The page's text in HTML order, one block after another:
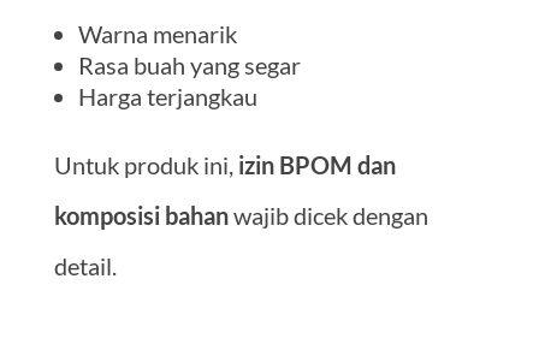
Warna menarik
Rasa buah yang segar
Harga terjangkau
Untuk produk ini, izin BPOM dan
komposisi bahanwajib dicek dengan
detail.